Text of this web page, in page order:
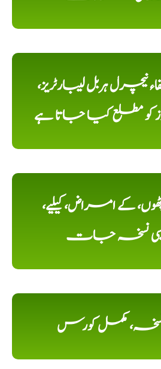
نیچرل ہربل لیبارٹریز،
کو مطلع کیا جاتا ہے
کے امراض، کیلیے،
نسخہ جات
نسخہ، مکمل کورس